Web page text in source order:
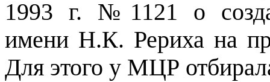
1993 г. №1121 о
имени Н.К. Рериха на
Для этого у МЦР